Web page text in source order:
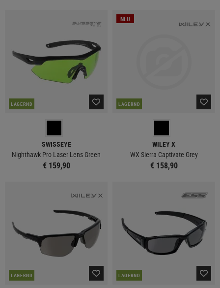
LAGERND
SWISSEYE
Nighthawk Pro Laser Lens Green
€ 159,90
NEU
LAGERND
WILEY X
WX Sierra Captivate Grey
€ 158,90
LAGERND LAGERND